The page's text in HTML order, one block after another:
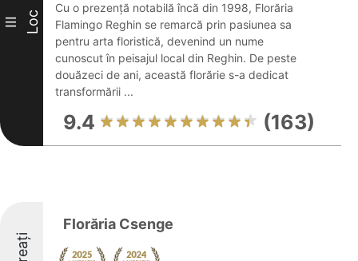
III Loc
Cu o prezență notabilă încă din 1998, Florăria
Flamingo Reghin se remarcă prin pasiunea sa
pentru arta floristică, devenind un nume
cunoscut în peisajul local din Reghin. De peste
douăzeci de ani, această florărie s-a dedicat
transformării ...
9.4 (163)
Florăria Csenge